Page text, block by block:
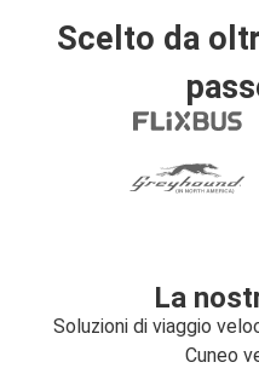
Scelto da
La
Soluzioni di viaggio
Cuneo